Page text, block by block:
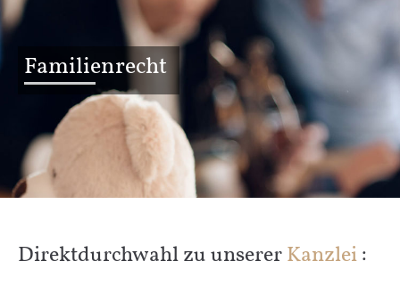
Familienrecht
Direktdurchwahl zu unsererKanzlei: